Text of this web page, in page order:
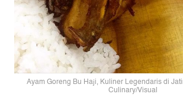
Ayam Goreng Bu Haji, Kuliner Legendaris di
Culinary/Visual